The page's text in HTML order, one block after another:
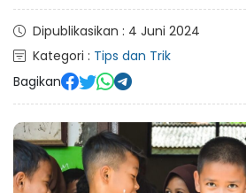
Dipublikasikan : 4 Juni 2024
Kategori : Tips dan Trik
Bagikan